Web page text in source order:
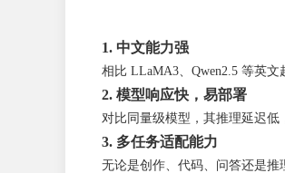
1. 中文能力强
相比 LLaMA3、Qwen2.5 等英文
2. 模型响应快，易部署
对比同量级模型，其推理延迟低
3. 多任务适配能力
无论是创作、代码、问答还是推